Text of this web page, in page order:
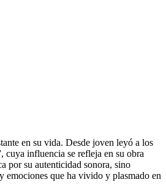
en su vida. Desde joven leyó a los
cuya influencia se refleja en su obra
por su autenticidad sonora, sino
emociones que ha vivido y plasmado en